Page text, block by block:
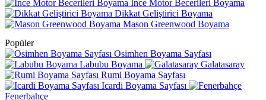
İnce Motor Becerileri Boyama
Dikkat Geliştirici Boyama
Mason Greenwood Boyama
Popüler
Osimhen Boyama Sayfası
Labubu Boyama
Galatasaray
Rumi Boyama Sayfası
Icardi Boyama Sayfası
Fenerbahçe